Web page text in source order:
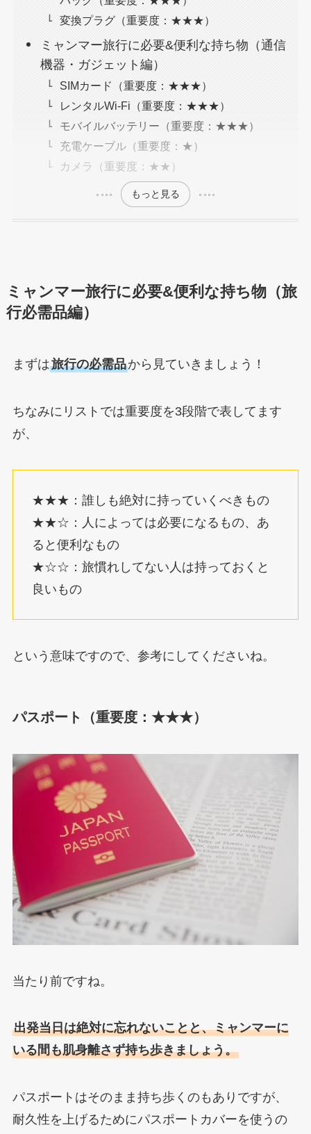
変換プラグ（重要度：★★★）
ミャンマー旅行に必要&便利な持ち物（通信
機器・ガジェット編）
SIMカード（重要度：★★★）
レンタルWi-Fi（重要度：★★★）
モバイルバッテリー（重要度：★★★）
充電ケーブル（重要度：★）
カメラ（重要度：★★）
もっと見る
ミャンマー旅行に必要&便利な持ち物（旅
行必需品編）
まずは旅行の必需品から見ていきましょう！
ちなみにリストでは重要度を3段階で表してます
が、
★★★：誰しも絶対に持っていくべきもの
★★☆：人によっては必要になるもの、あ
ると便利なもの
★☆☆：旅慣れしてない人は持っておくと
良いもの
という意味ですので、参考にしてくださいね。
パスポート（重要度：★★★）
当たり前ですね。
出発当日は絶対に忘れないことと、ミャンマーに
いる間も肌身離さず持ち歩きましょう。
パスポートはそのまま持ち歩くのもありですが、
耐久性を上げるためにパスポートカバーを使うの